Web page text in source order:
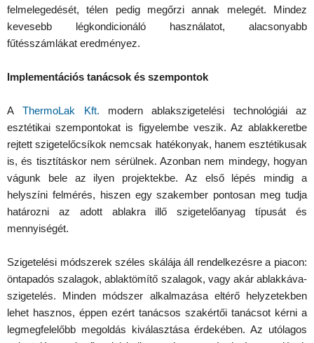
felmelegedését, télen pedig megőrzi annak melegét. Mindez
kevesebb légkondicionáló használatot, alacsonyabb
fűtésszámlákat eredményez.
Implementációs tanácsok és szempontok
AThermoLak Kft.
modern ablakszigetelési technológiái az
esztétikai szempontokat is figyelembe veszik. Az ablakkeretbe
rejtett szigetelőcsíkok nemcsak hatékonyak, hanem esztétikusak
is, és tisztításkor nem sérülnek. Azonban nem mindegy, hogyan
vágunk bele az ilyen projektekbe. Az első lépés mindig a
helyszíni felmérés, hiszen egy szakember pontosan meg tudja
határozni az adott ablakra illő szigetelőanyag típusát és
mennyiségét.
Szigetelési módszerek széles skálája áll rendelkezésre a piacon:
öntapadós szalagok, ablaktömítő szalagok, vagy akár ablakkáva-
szigetelés. Minden módszer alkalmazása eltérő helyzetekben
lehet hasznos, éppen ezért tanácsos szakértői tanácsot kérni a
legmegfelelőbb megoldás kiválasztása érdekében. Az utólagos